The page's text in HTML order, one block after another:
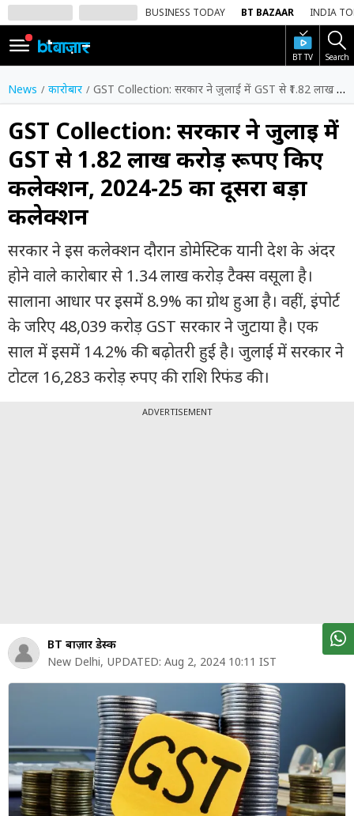
BUSINESS TODAY BT BAZAAR INDIA
BT TV Search
SIGN
IN
Dark
Mode
होम
शेयर
बाज़ार
वीडियो
ट्रेंडिंग
बिजनेस
न्यूज
पर्सनल
फाइनेंस
बिजनेस
न्यूज
वीडियो
News कारोबार GST Collection: सरकार ने जुलाई में GST से ₹1.82 लाख करोड़ रूपए किए कलेक्शन, 2024-25 का दूसरा बड़ा कलेक्शन
GST Collection: सरकार ने जुलाई में
GST से ₹1.82 लाख करोड़ रूपए किए
कलेक्शन, 2024-25 का दूसरा बड़ा
कलेक्शन
सरकार ने इस कलेक्शन दौरान डोमेस्टिक यानी देश के अंदर
होने वाले कारोबार से 1.34 लाख करोड़ टैक्स वसूला है।
सालाना आधार पर इसमें 8.9% का ग्रोथ हुआ है। वहीं, इंपोर्ट
के जरिए 48,039 करोड़ GST सरकार ने जुटाया है। एक
साल में इसमें 14.2% की बढ़ोतरी हुई है। जुलाई में सरकार ने
टोटल 16,283 करोड़ रुपए की राशि रिफंड की।
ADVERTISEMENT
BT बाज़ार डेस्क
New Delhi, UPDATED: Aug 2, 2024 10:11 IST